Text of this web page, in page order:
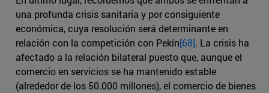
una profunda crisis sanitaria y por consiguiente
económica, cuya resolución será determinante en
relación con la competición con Pekín[68]. La crisis ha
afectado a la relación bilateral puesto que, aunque el
comercio en servicios se ha mantenido estable
(alrededor de los 50.000 millones), el comercio de bienes